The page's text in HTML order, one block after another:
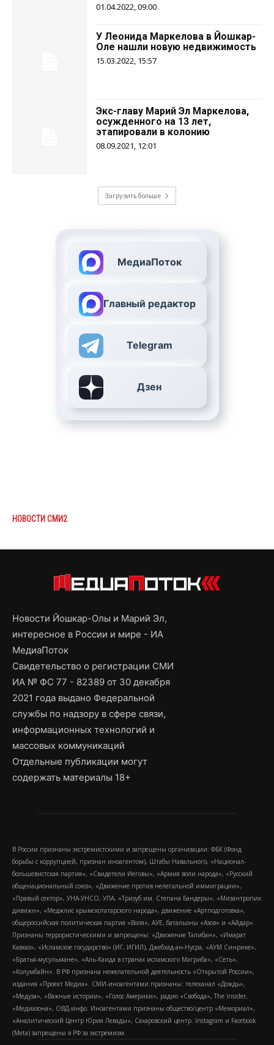
01.04.2022, 09:00
У Леонида Маркелова в Йошкар-
Оле нашли новую недвижимость
15.03.2022, 15:57
Экс-главу Марий Эл Маркелова,
осужденного на 13 лет,
этапировали в колонию
08.09.2021, 12:01
Загрузить больше
МедиаПоток
Главный редактор
Telegram
Дзен
НОВОСТИ СМИ2
Новости Йошкар-Олы и Марий Эл,
интересное в России и мире - ИА
МедиаПоток
Свидетельство о регистрации СМИ
ИА № ФС 77 - 82389 от 30 декабря
2021 года выдано Федеральной
службы по надзору в сфере связи,
информационных технологий и
массовых коммуникаций
Отдельные публикации могут
содержать материалы 18+
В России признаны экстремистскими и запрещены организации: ФБК (Фонд
борьбы с коррупцией, признан иноагентом), Штабы Навального, «Национал-
большевистская партия», «Свидетели Иеговы», «Армия воли народа», «Русский
общенациональный союз», «Движение против нелегальной иммиграции»,
«Правый сектор», УНА-УНСО, УПА, «Тризуб им. Степана Бандеры», «Мизантропик
дивижн», «Меджлис крымскотатарского народа», движение «Артподготовка»,
общероссийская политическая партия «Воля», АУЕ, батальоны «Азов» и «Айдар».
Признаны террористическими и запрещены: «Движение Талибан», «Имарат
Кавказ», «Исламское государство» (ИГ, ИГИЛ), Джебхад-ан-Нусра, «АУМ Синрике»,
«Братья-мусульмане», «Аль-Каида в странах исламского Магриба», «Сеть»,
«Колумбайн». В РФ признана нежелательной деятельность «Открытой России»,
издания «Проект Медиа». СМИ-иноагентами признаны: телеканал «Дождь»,
«Медуза», «Важные истории», «Голос Америки», радио «Свобода», The Insider,
«Медиазона», ОВД-инфо. Иноагентами признаны общество/центр «Мемориал»,
«Аналитический Центр Юрия Левады», Сахаровский центр. Instagram и Facebook
(Metа) запрещены в РФ за экстремизм.